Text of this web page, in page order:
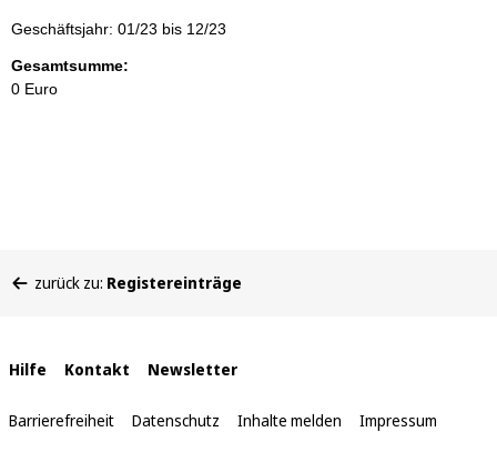
Geschäftsjahr: 01/23 bis 12/23
Gesamtsumme:
0 Euro
befinden
zurück zu: Registereinträge
Interne
Links
Hilfe Kontakt Newsletter
Barrierefreiheit Datenschutz Inhalte melden Impressum